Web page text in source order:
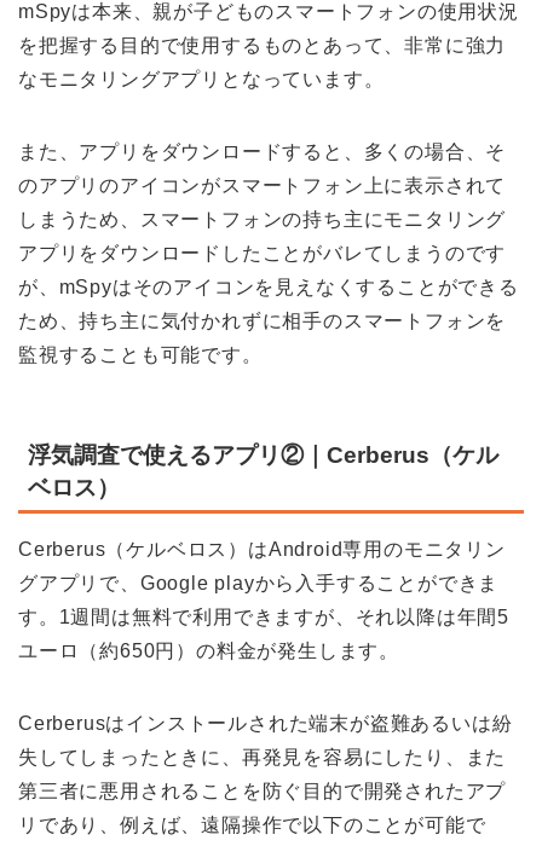
mSpyは本来、親が子どものスマートフォンの使用状況
を把握する目的で使用するものとあって、非常に強力
なモニタリングアプリとなっています。
また、アプリをダウンロードすると、多くの場合、そ
のアプリのアイコンがスマートフォン上に表示されて
しまうため、スマートフォンの持ち主にモニタリング
アプリをダウンロードしたことがバレてしまうのです
が、 mSpyはそのアイコンを見えなくすることができる
ため、持ち主に気付かれずに相手のスマートフォンを
監視することも可能です。
浮気調査で使えるアプリ②｜Cerberus（ケル
ベロス）
Cerberus（ケルベロス）はAndroid専用のモニタリン
グアプリで、Google playから入手することができま
す。1週間は無料で利用できますが、それ以降は年間5
ユーロ（約650円）の料金が発生します。
Cerberusはインストールされた端末が盗難あるいは紛
失してしまったときに、再発見を容易にしたり、また
第三者に悪用されることを防ぐ目的で開発されたアプ
リであり、例えば、遠隔操作で以下のことが可能で